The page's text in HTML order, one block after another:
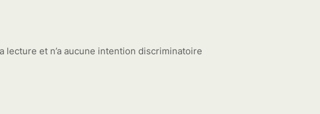
lecture et n’a aucune intention discriminatoire